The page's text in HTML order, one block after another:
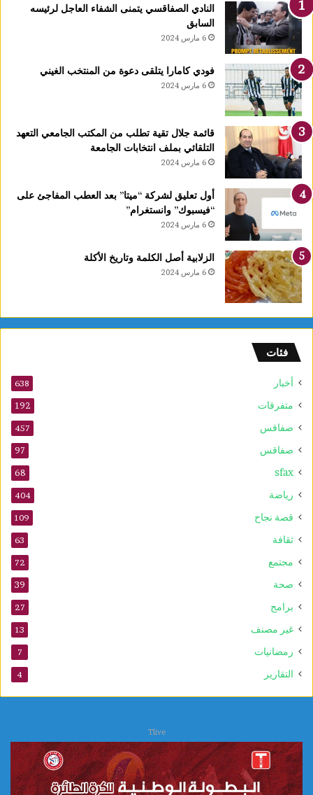
ل
س
ل
ا
ت
ت
ي
النادي الصفاقسي يتمنى الشفاء العاجل لرئيسه
السابق
6 مارس 2024
فودي كامارا يتلقى دعوة من المنتخب الغيني
6 مارس 2024
قائمة جلال تقية تطلب من المكتب الجامعي التعهد
التلقائي بملف انتخابات الجامعة
6 مارس 2024
أول تعليق لشركة “ميتا” بعد العطب المفاجئ على
“فيسبوك” وانستغرام”
6 مارس 2024
الزلابية أصل الكلمة وتاريخ الأكلة
6 مارس 2024
فئات
أخبار 638
متفرقات 192
صفاقس 457
صفاقس 97
sfax
68
رياضة 404
قصة نجاح 109
ثقافة 63
مجتمع 72
صحة 39
برامج 27
غير مصنف 13
رمضانيات 7
التقارير 4
Tlive